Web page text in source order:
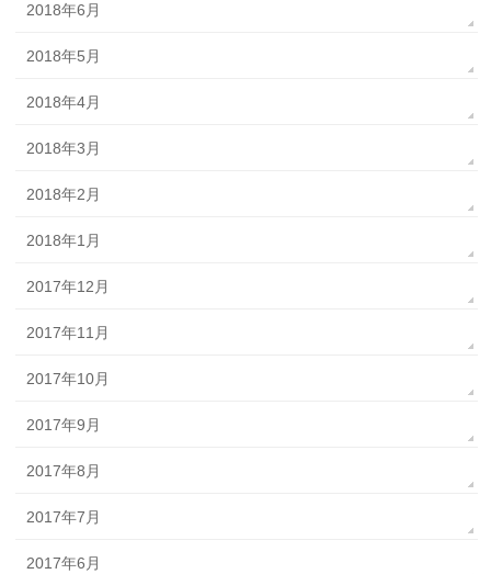
2018年6月
2018年5月
2018年4月
2018年3月
2018年2月
2018年1月
2017年12月
2017年11月
2017年10月
2017年9月
2017年8月
2017年7月
2017年6月